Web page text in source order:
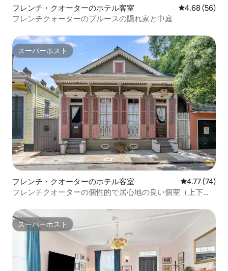
フレンチ・クオーターのホテル客室 レビュー56
4.68 (56)
フレンチクォーターのブルースの隠れ家と中庭
スーパーホスト
スーパーホスト
フレンチ・クオーターのホテル客室 レビュー74
4.77 (74)
フレンチクオーターの個性的で居心地の良い個室（上下二
スーパーホスト
スーパーホスト